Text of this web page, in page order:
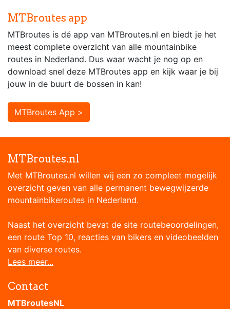
MTBroutes app
MTBroutes is dé app van MTBroutes.nl en biedt je het
meest complete overzicht van alle mountainbike
routes in Nederland. Dus waar wacht je nog op en
download snel deze MTBroutes app en kijk waar je bij
jouw in de buurt de bossen in kan!
MTBroutes App >
MTBroutes.nl
Met MTBroutes.nl willen wij een zo compleet mogelijk
overzicht geven van alle permanent bewegwijzerde
mountainbikeroutes in Nederland.
Naast het overzicht bevat de site routebeoordelingen,
een route Top 10, reacties van bikers en videobeelden
van diverse routes.
Lees meer...
Contact
MTBroutesNL